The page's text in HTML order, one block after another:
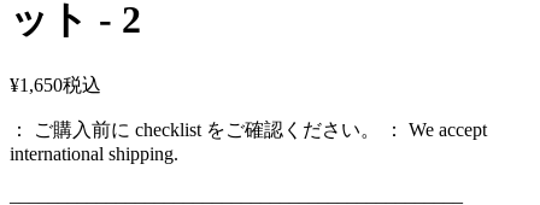
ット - 2
¥1,650税込
： ご購入前に checklist をご確認ください。 ： We accept
international shipping.